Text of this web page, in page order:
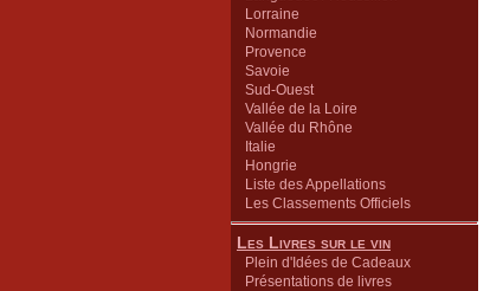
Lorraine
Normandie
Provence
Savoie
Sud-Ouest
Vallée de la Loire
Vallée du Rhône
Italie
Hongrie
Liste des Appellations
Les Classements Officiels
Les Livres sur le vin
Plein d'Idées de Cadeaux
Présentations de livres